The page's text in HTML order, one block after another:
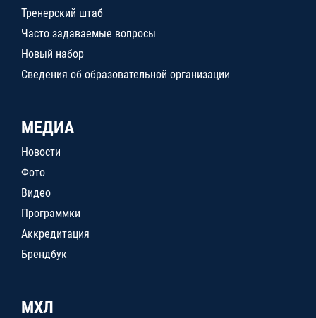
Тренерский штаб
Часто задаваемые вопросы
Новый набор
Сведения об образовательной организации
МЕДИА
Новости
Фото
Видео
Программки
Аккредитация
Брендбук
МХЛ